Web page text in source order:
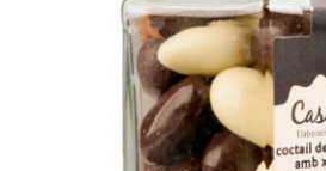
SELECT OPTIONS